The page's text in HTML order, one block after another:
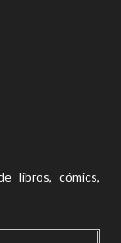
libros, cómics,